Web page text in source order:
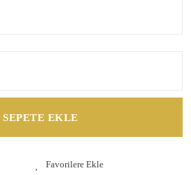
SEPETE EKLE